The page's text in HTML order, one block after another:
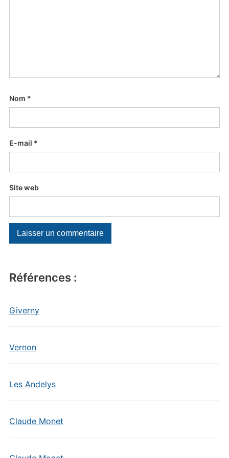
Références :
Giverny
Vernon
Les Andelys
Claude Monet
Nom *
E-mail *
Site web